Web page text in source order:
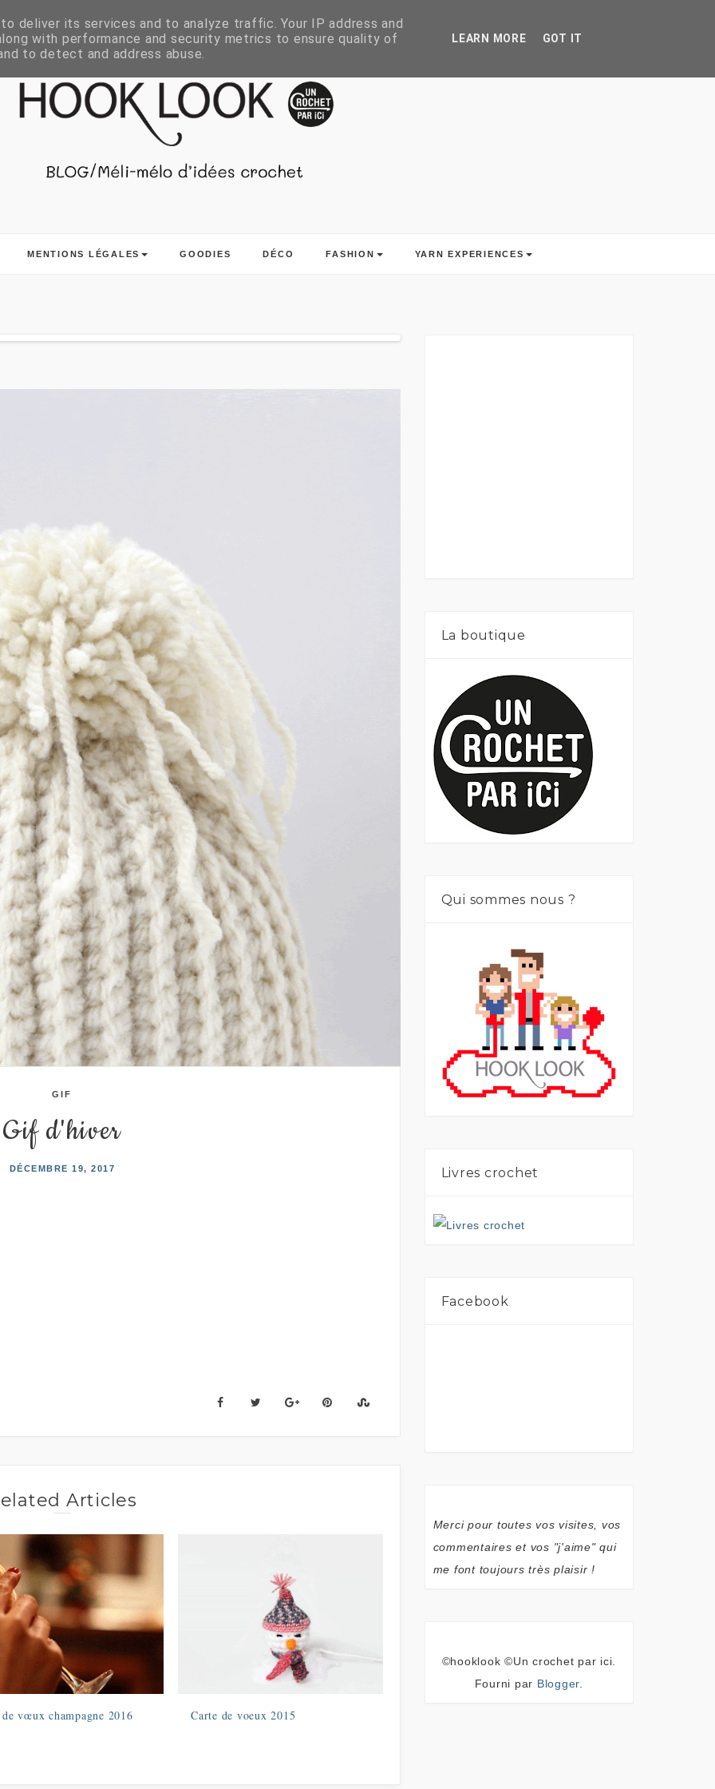
MENTIONS LÉGALES GOODIES DÉCO FASHION YARN EXPERIENCES
GIF
Gif d'hiver
DÉCEMBRE 19, 2017
Articles
vœux champagne 2016 Carte de voeux 2015
La boutique
Qui sommes nous ?
Livres crochet
Facebook
Merci pour toutes vos visites, vos
commentaires et vos "j'aime" qui
me font toujours très plaisir !
©hooklook ©Un crochet par ici.
Fourni par Blogger
deliver its services and to analyze traffic. Your IP address and
with performance and security metrics to ensure quality of
to detect and address abuse.
LEARN MORE GOT IT